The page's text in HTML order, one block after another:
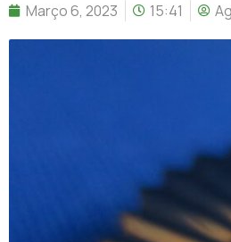
Março 6, 2023 15:41